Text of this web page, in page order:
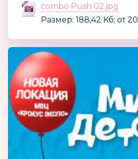
combo Push 02.jpg
Размер: 188,42 Кб; от